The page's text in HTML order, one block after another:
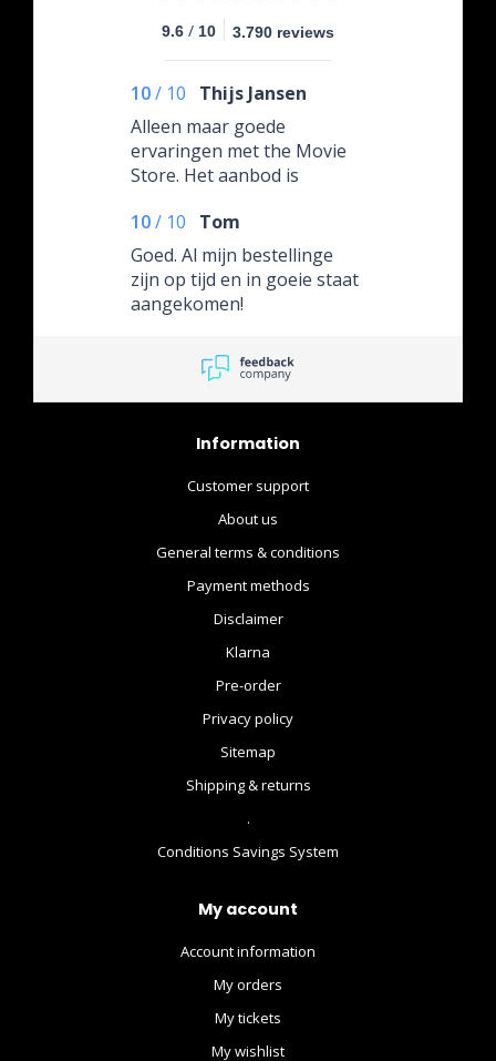
9.6 / 10 3.790 reviews
10/ 10
Thijs Jansen
Alleen maar goede
ervaringen met the Movie
Store. Het aanbod is
goed verpakt en snel
geleverd. Vijf sterren ⭐️
10/ 10
Tom
Goed. Al mijn bestellinge
zijn op tijd en in goeie staat
aangekomen!
Information
Customer support
About us
General terms & conditions
Payment methods
Disclaimer
Klarna
Pre-order
Privacy policy
Sitemap
Shipping & returns
.
Conditions Savings System
My account
Account information
My orders
My tickets
My wishlist